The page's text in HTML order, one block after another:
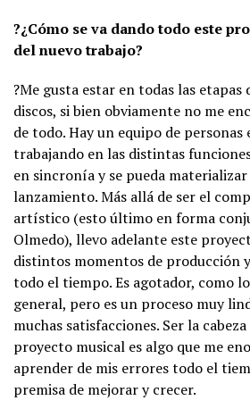
?¿Cómo se va dando todo este
del nuevo trabajo?
?Me gusta estar en todas las
discos, si bien obviamente no me
de todo. Hay un equipo de personas
trabajando en las distintas
en sincronía y se pueda
lanzamiento. Más allá de ser el
artístico (esto último en forma
Olmedo), llevo adelante este
distintos momentos de producción
todo el tiempo. Es agotador, como
general, pero es un proceso muy
muchas satisfacciones. Ser la
proyecto musical es algo que me
aprender de mis errores todo el
premisa de mejorar y crecer.